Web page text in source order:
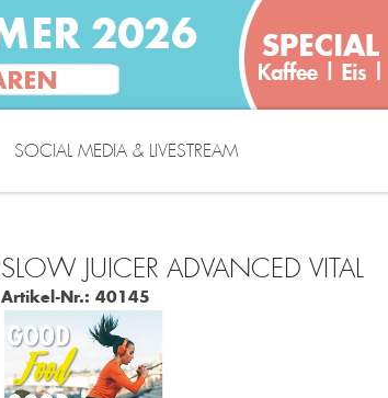
SOCIAL MEDIA & LIVESTREAM
SLOW JUICER ADVANCED VITAL
Artikel-Nr.: 40145